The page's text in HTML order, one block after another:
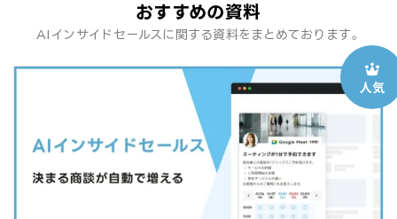
おすすめの資料
AIインサイドセールスに関する資料をまとめております。